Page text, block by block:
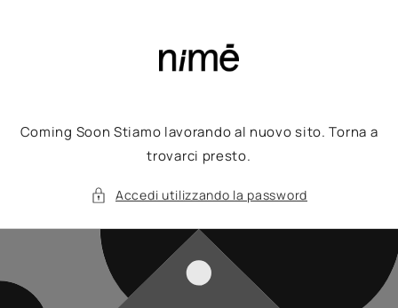
Coming Soon Stiamo lavorando al nuovo sito. Torna a
trovarci presto.
Accedi utilizzando la password